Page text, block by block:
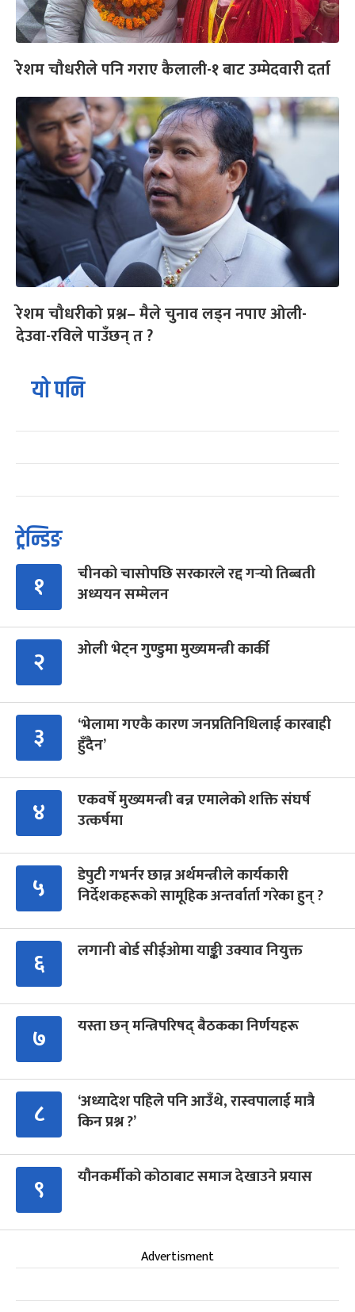
रेशम चौधरीले पनि गराए कैलाली-१ बाट उम्मेदवारी दर्ता
रेशम चौधरीको प्रश्न– मैले चुनाव लड्न नपाए ओली-
देउवा-रविले पाउँछन् त ?
यो पनि
ट्रेन्डिङ
१
चीनको चासोपछि सरकारले रद्द गर्‍यो तिब्बती
अध्ययन सम्मेलन
२ ओली भेट्न गुण्डुमा मुख्यमन्त्री कार्की
३
‘भेलामा गएकै कारण जनप्रतिनिधिलाई कारबाही
हुँदैन’
४
एकवर्षे मुख्यमन्त्री बन्न एमालेको शक्ति संघर्ष
उत्कर्षमा
५
डेपुटी गभर्नर छान्न अर्थमन्त्रीले कार्यकारी
निर्देशकहरूको सामूहिक अन्तर्वार्ता गरेका हुन् ?
६ लगानी बोर्ड सीईओमा याङ्की उक्याव नियुक्त
७ यस्ता छन् मन्त्रिपरिषद् बैठकका निर्णयहरू
८
‘अध्यादेश पहिले पनि आउँथे, रास्वपालाई मात्रै
किन प्रश्न ?’
९ यौनकर्मीको कोठाबाट समाज देखाउने प्रयास
Advertisment